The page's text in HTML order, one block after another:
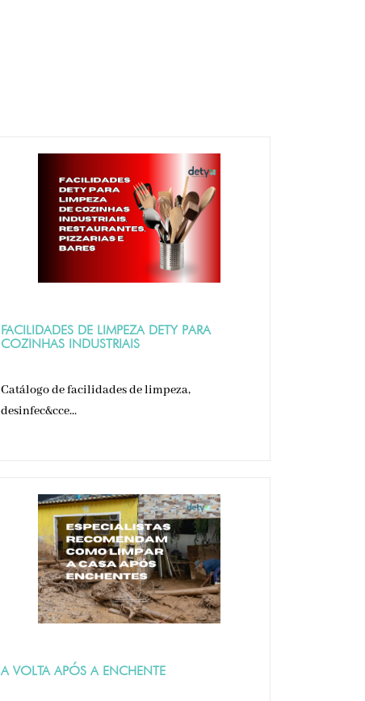
FACILIDADES DE LIMPEZA DETY PARA
COZINHAS INDUSTRIAIS
Catálogo de facilidades de limpeza,
desinfec&cce...
A VOLTA APÓS A ENCHENTE